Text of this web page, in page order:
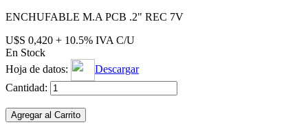
ENCHUFABLE M.A PCB .2" REC 7V
U$S 0,420 + 10.5% IVA C/U
En Stock
Hoja de datos:
Descargar
Cantidad:
Agregar al Carrito